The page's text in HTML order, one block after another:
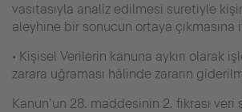
vasıtasıyla analiz edilmesi suretiyle
aleyhine bir sonucun ortaya çıkmasına
• Kişisel Verilerin kanuna aykırı olarak
zarara uğraması hâlinde zararın
Kanun’un 28. maddesinin 2. fıkrası